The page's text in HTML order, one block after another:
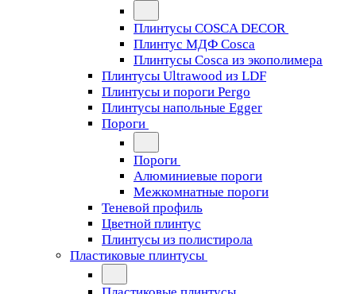
Плинтусы COSCA DECOR
Плинтус МДФ Cosca
Плинтусы Cosca из экополимера
Плинтусы Ultrawood из LDF
Плинтусы и пороги Pergo
Плинтусы напольные Egger
Пороги
Пороги
Алюминиевые пороги
Межкомнатные пороги
Теневой профиль
Цветной плинтус
Плинтусы из полистирола
Пластиковые плинтусы